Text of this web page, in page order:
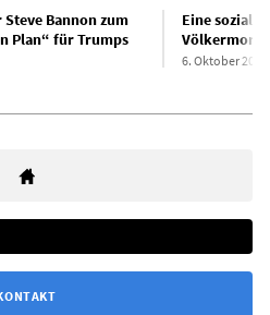
Bannon zum
Plan“ für Trumps
Eine
Völkermord,
6. Oktober 2025